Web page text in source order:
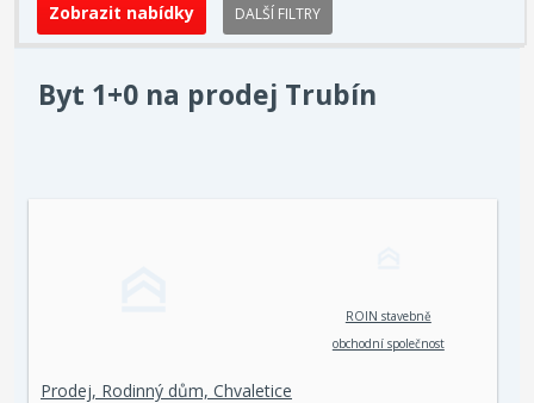
DALŠÍ FILTRY
Byt 1+0 na prodej Trubín
ROIN stavebně
obchodní společnost
Prodej, Rodinný dům, Chvaletice